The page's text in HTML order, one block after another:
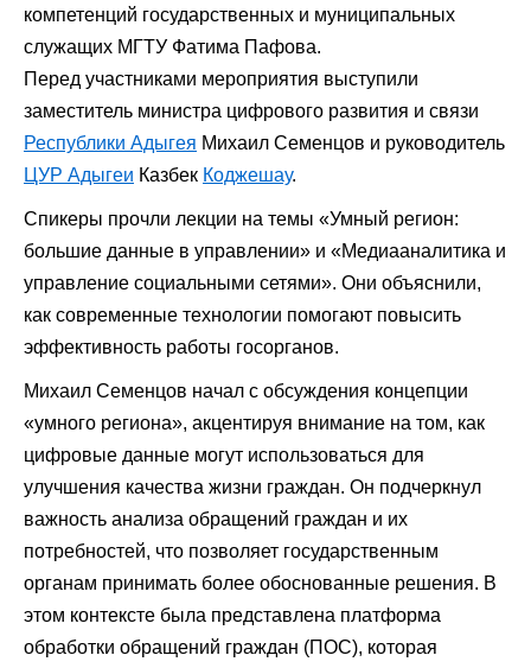
компетенций государственных и муниципальных
служащих МГТУ Фатима Пафова.
Перед участниками мероприятия выступили
заместитель министра цифрового развития и связи
Республики Адыгея Михаил Семенцов и руководитель
ЦУР Адыгеи Казбек Коджешау.
Спикеры прочли лекции на темы «Умный регион:
большие данные в управлении» и «Медиааналитика и
управление социальными сетями». Они объяснили,
как современные технологии помогают повысить
эффективность работы госорганов.
Михаил Семенцов начал с обсуждения концепции
«умного региона», акцентируя внимание на том, как
цифровые данные могут использоваться для
улучшения качества жизни граждан. Он подчеркнул
важность анализа обращений граждан и их
потребностей, что позволяет государственным
органам принимать более обоснованные решения. В
этом контексте была представлена платформа
обработки обращений граждан (ПОС), которая